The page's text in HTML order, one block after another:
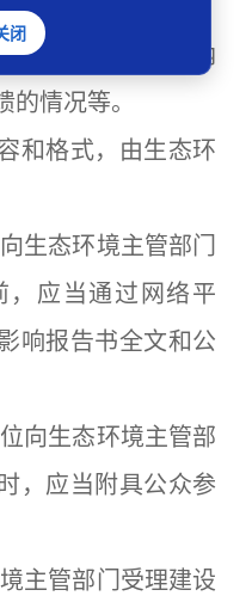
况，或者未采纳
情况等。
格式，由生态环
态环境主管部门
应当通过网络平
响报告书全文和公
生态环境主管部
，应当附具公众参
管部门受理建设
闭